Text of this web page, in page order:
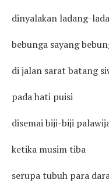
dinyalakan ladang-
bebunga sayang
di jalan sarat batang
pada hati puisi
disemai biji-biji
ketika musim tiba
serupa tubuh para